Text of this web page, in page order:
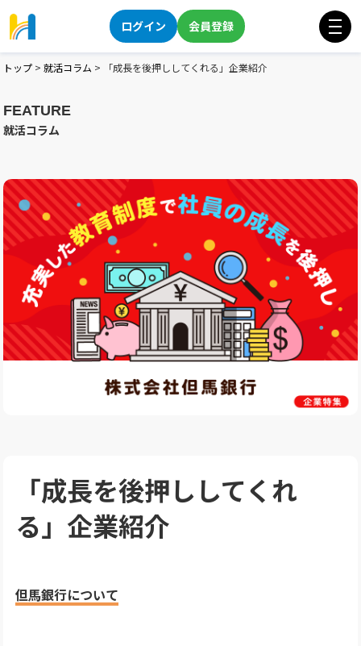
ログイン 会員登録
トップ > 就活コラム > 「成長を後押ししてくれる」企業紹介
FEATURE
就活コラム
「成長を後押ししてくれ
る」企業紹介
但馬銀行について